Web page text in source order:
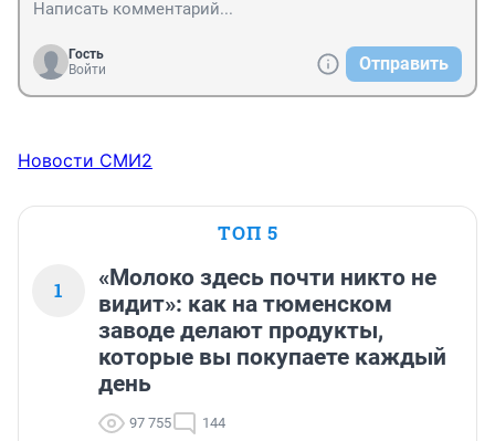
Гость
Войти
Отправить
Новости СМИ2
ТОП 5
1
«Молоко здесь почти никто не
видит»: как на тюменском
заводе делают продукты,
которые вы покупаете каждый
день
97 755 144